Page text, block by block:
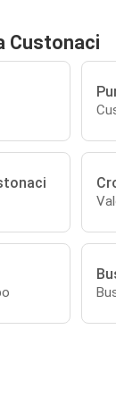
Custonaci